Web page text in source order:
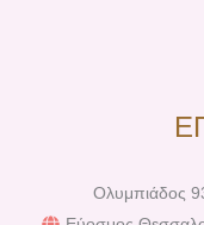
Ολυμπιάδος